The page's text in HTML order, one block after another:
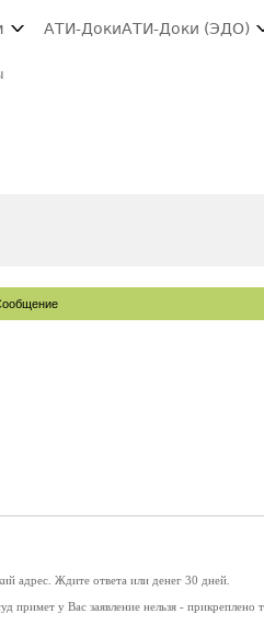
АТИ-ДокиАТИ-Доки (ЭДО)
адрес. Ждите ответа или денег 30 дней.
у Вас заявление нельзя - прикреплено